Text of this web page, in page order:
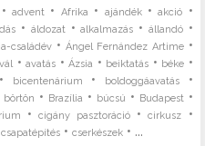
•advent • Afrika • ajándék•akció •
• áldozat •alkalmazás • állandó•
családév •Ángel Fernández Artime•
•avatás •Ázsia • beiktatás • béke •
bicentenárium • boldoggáavatás•
börtön • Brazília • búcsú • Budapest •
•cigány pasztoráció•cirkusz •
csapatépítés •cserkészek • ...